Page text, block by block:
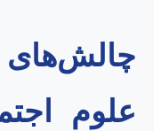
چالش‌های
علوم